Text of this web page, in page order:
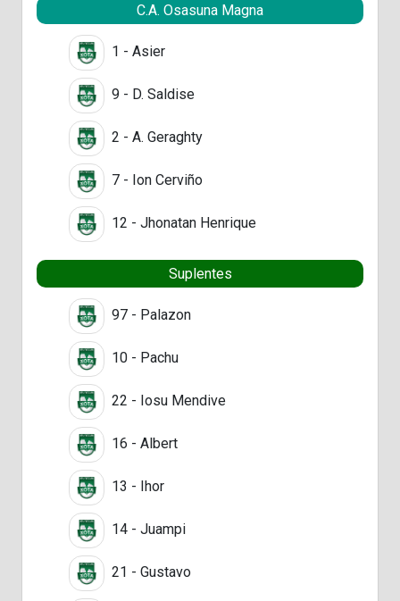
C.A. Osasuna Magna
1 - Asier
9 - D. Saldise
2 - A. Geraghty
7 - Ion Cerviño
12 - Jhonatan Henrique
Suplentes
97 - Palazon
10 - Pachu
22 - Iosu Mendive
16 - Albert
13 - Ihor
14 - Juampi
21 - Gustavo